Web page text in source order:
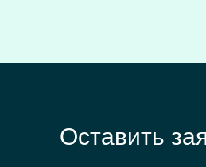
Оставить